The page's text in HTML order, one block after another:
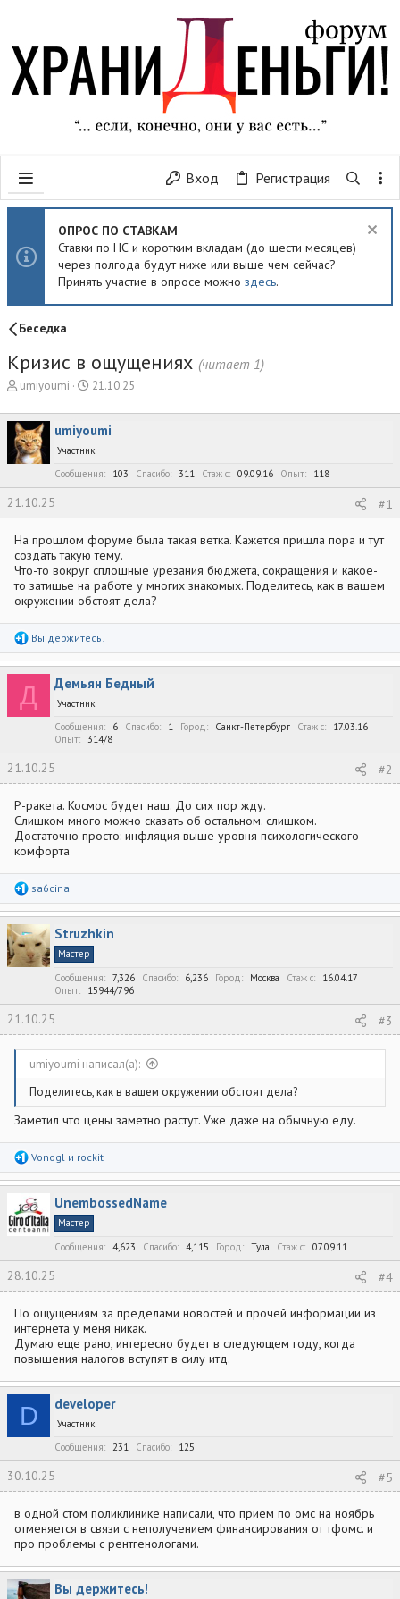
Вход Регистрация
ОПРОС ПО СТАВКАМ
Ставки по НС и коротким вкладам (до шести месяцев)
через полгода будут ниже или выше чем сейчас?
Принять участие в опросе можно здесь.
Беседка
Кризис в ощущениях (читает 1)
А
т
о
р
т
м
umiyoumi
Д
т
а
н
ч
21.10.25
umiyoumi
Участник
Сообщения
103 Спасибо 311 Стаж c 09.09.16 Опыт 118
21.10.25 #1
На прошлом форуме была такая ветка. Кажется пришла пора и тут
создать такую тему.
Что-то вокруг сплошные урезания бюджета, сокращения и какое-
то затишье на работе у многих знакомых. Поделитесь, как в вашем
окружении обстоят дела?
Р
а
к
ц
и
Вы держитесь!
Д Демьян Бедный
Участник
Сообщения
6 Спасибо 1 Город Санкт-Петербург Стаж c
17.03.16
Опыт
314/8
21.10.25 #2
Р-ракета. Космос будет наш. До сих пор жду.
Слишком много можно сказать об остальном. слишком.
Достаточно просто: инфляция выше уровня психологического
комфорта
Р
а
к
ц
и
и
sa6cina
Struzhkin
Мастер
Сообщения
7,326 Спасибо 6,236 Город Москва Стаж c
16.04.17
Опыт
15944/796
21.10.25 #3
umiyoumi написал(а):
Поделитесь, как в вашем окружении обстоят дела?
Заметил что цены заметно растут. Уже даже на обычную еду.
Р
а
ц
и
и
Vonogl и rockit
UnembossedName
Мастер
Сообщения
4,623 Спасибо 4,115 Город Тула Стаж c 07.09.11
28.10.25 #4
По ощущениям за пределами новостей и прочей информации из
интернета у меня никак.
Думаю еще рано, интересно будет в следующем году, когда
повышения налогов вступят в силу итд.
D developer
Участник
Сообщения
231 Спасибо 125
30.10.25 #5
в одной стом поликлинике написали, что прием по омс на ноябрь
отменяется в связи с неполучением финансирования от тфомс. и
про проблемы с рентгенологами.
Вы держитесь!